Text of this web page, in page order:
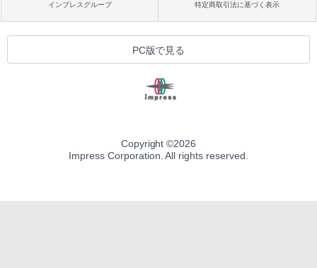
インプレスグループ 特定商取引法に基づく表示
PC版で見る
Copyright ©2026
Impress Corporation. All rights reserved.